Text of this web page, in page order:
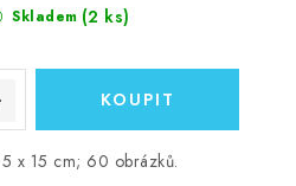
Skladem (2 ks)
x 15 cm; 60 obrázků.